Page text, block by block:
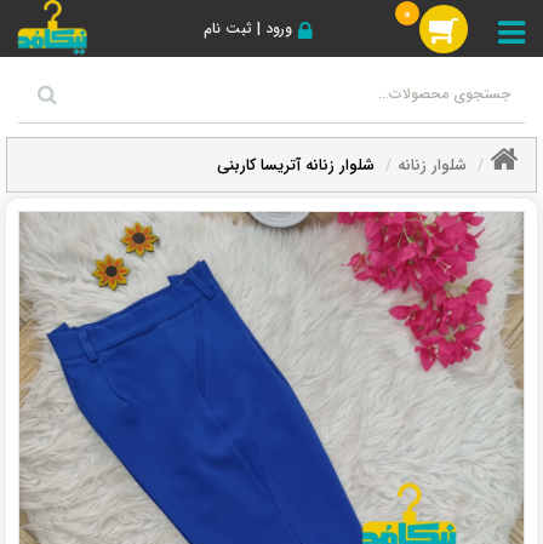
ورود | ثبت نام
0
شلوار زنانه شلوار زنانه آتریسا کاربنی